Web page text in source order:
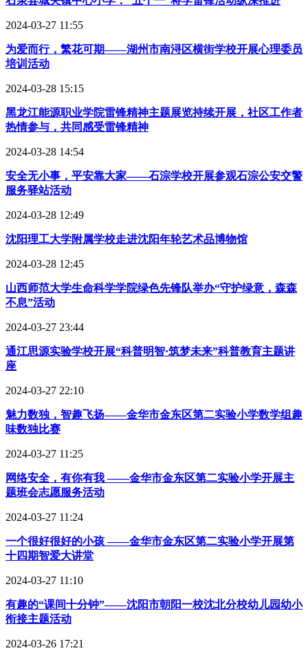
2024-03-27 11:55
为爱而行，繁花可期——湖州市南浔区横街学校开展心理委员
培训活动
2024-03-28 15:15
黑龙江能源职业学院雷锋精神主题展览持续开展，社区工作者
热情参与，共同感受雷锋精神
2024-03-28 14:54
安全无小事，平安靠大家——石淙学校开展参观石淙公安交警
服务驿站活动
2024-03-28 12:49
沈阳理工大学附属学校走进沈阳年轮艺术品博物馆
2024-03-28 12:45
山西师范大学生命科学学院绿色先锋队举办“守护绿意，森森
不息”活动
2024-03-27 23:44
通江思源实验学校开展“科普明智·筑梦未来”科普教育主题讲
座
2024-03-27 22:10
魅力数独，智趣飞扬——金华市金东区第二实验小学数学组趣
味数独比赛
2024-03-27 11:25
网络安全，有你有我 ——金华市金东区第二实验小学开展主
题班会志愿服务活动
2024-03-27 11:24
一个很好很好的小孩 ——金华市金东区第二实验小学开展第
十四期智爱大讲堂
2024-03-27 11:10
有趣的“课间十分钟”——沈阳市朝阳一校沈北分校幼儿园幼小
衔接主题活动
2024-03-26 17:21